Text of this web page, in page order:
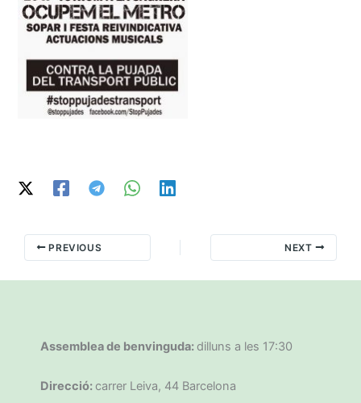
PREVIOUS NEXT
Assemblea de benvinguda: dilluns a les 17:30
Direcció: carrer Leiva, 44 Barcelona